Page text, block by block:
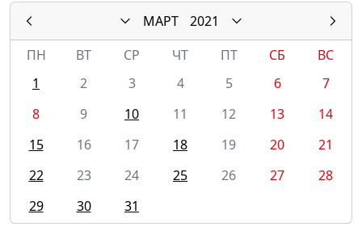
МАРТ
2021
ПН
ВТ СР ЧТ ПТ СБ
ВС
1
2 3 4 5 6
7
8
9 10 11 12 13
14
15
16 17 18 19 20
21
22
23 24 25 26 27
28
29
30 31